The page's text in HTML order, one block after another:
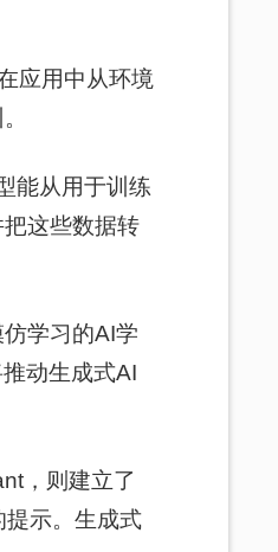
应用中从环境
能从用于训练
这些数据转
学习的AI学
动生成式AI
，则建立了
示。生成式